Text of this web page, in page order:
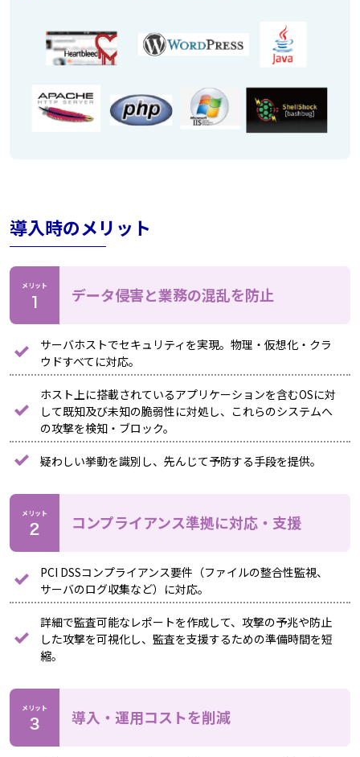
導入時のメリット
メリット データ侵害と業務の混乱を防止
サーバホストでセキュリティを実現。物理・仮想化・クラ
ウドすべてに対応。
ホスト上に搭載されているアプリケーションを含むOSに対
して既知及び未知の脆弱性に対処し、これらのシステムへ
の攻撃を検知・ブロック。
疑わしい挙動を識別し、先んじて予防する手段を提供。
メリット コンプライアンス準拠に対応・支援
PCI DSSコンプライアンス要件（ファイルの整合性監視、
サーバのログ収集など）に対応。
詳細で監査可能なレポートを作成して、攻撃の予兆や防止
した攻撃を可視化し、監査を支援するための準備時間を短
縮。
メリット 導入・運用コストを削減